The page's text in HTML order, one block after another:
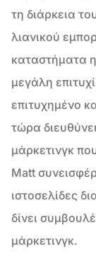
τη διάρκεια
λιανικού
καταστήματα
μεγάλη
επιτυχημένο
τώρα
μάρκετινγκ
Matt
ιστοσελίδες
δίνει
μάρκετινγκ.